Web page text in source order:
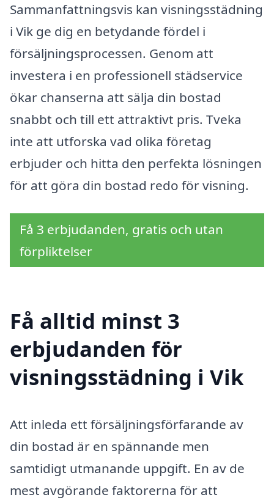
Sammanfattningsvis kan visningsstädning
i Vik ge dig en betydande fördel i
försäljningsprocessen. Genom att
investera i en professionell städservice
ökar chanserna att sälja din bostad
snabbt och till ett attraktivt pris. Tveka
inte att utforska vad olika företag
erbjuder och hitta den perfekta lösningen
för att göra din bostad redo för visning.
Få 3 erbjudanden, gratis och utan
förpliktelser
Få alltid minst 3
erbjudanden för
visningsstädning i Vik
Att inleda ett försäljningsförfarande av
din bostad är en spännande men
samtidigt utmanande uppgift. En av de
mest avgörande faktorerna för att